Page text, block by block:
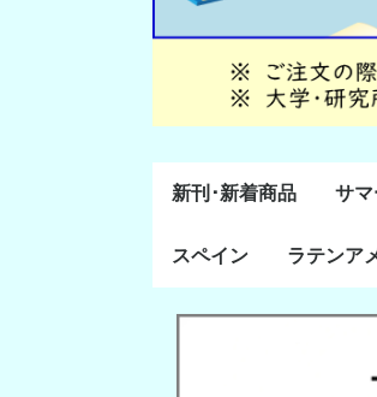
新刊･新着商品 サ
スペイン
通史・全般
８～１５世紀
１６～１８世紀
１８世紀末～２０世紀
20世紀後半以降
ラテンア
ラテン・
メキシコ
中米・カ
キューバ
南米諸国
ペルー研
チリ研究
アルゼン